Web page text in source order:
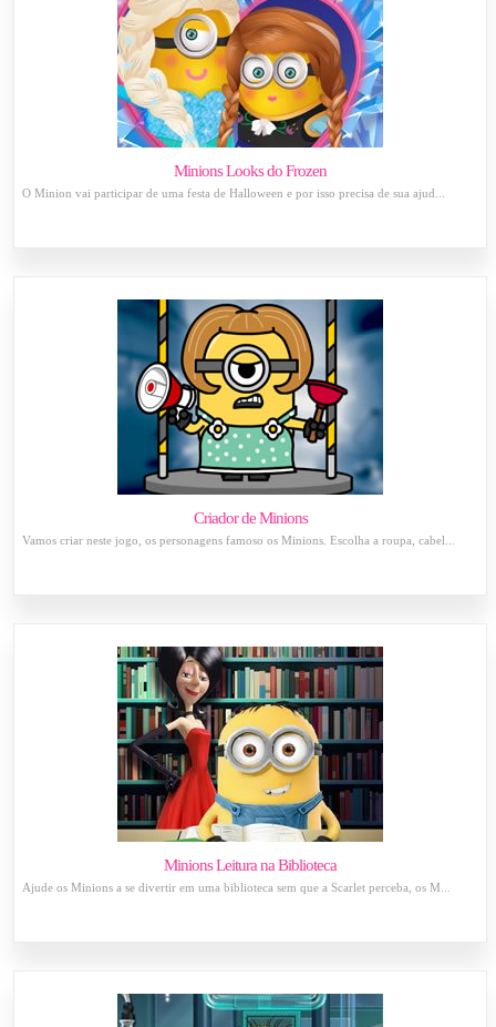
Minions Looks do Frozen
O Minion vai participar de uma festa de Halloween e por isso precisa de sua ajud...
Criador de Minions
Vamos criar neste jogo, os personagens famoso os Minions. Escolha a roupa, cabel...
Minions Leitura na Biblioteca
Ajude os Minions a se divertir em uma biblioteca sem que a Scarlet perceba, os M...